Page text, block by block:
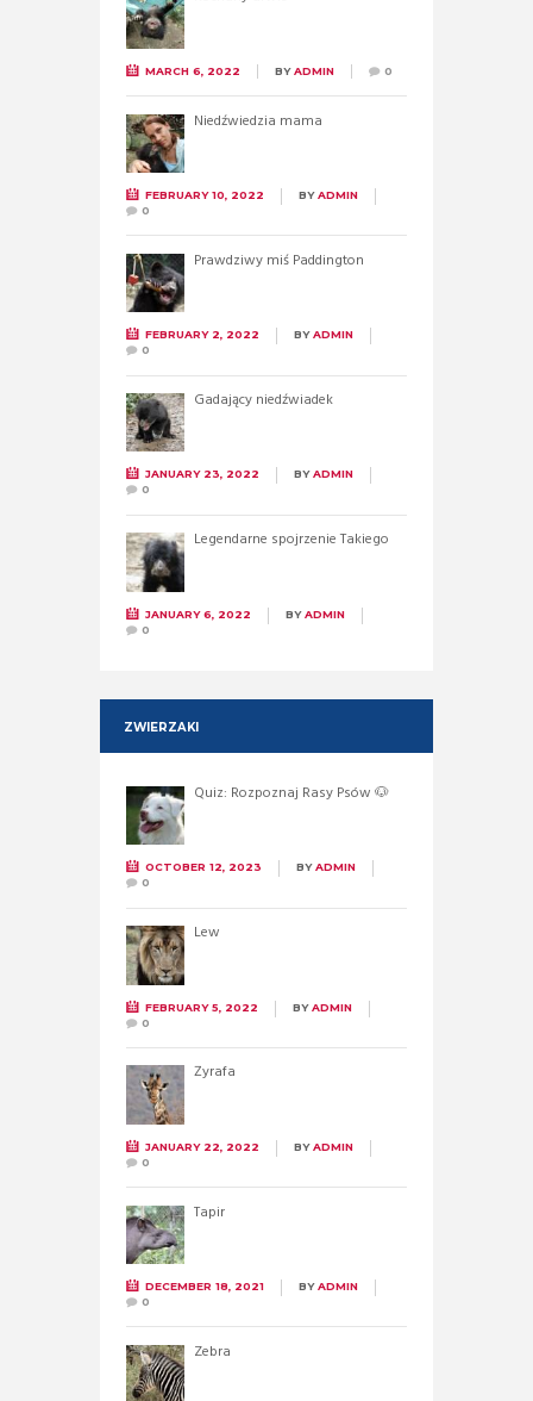
MARCH 6, 2022 BYADMIN 0
Niedźwiedzia mama
FEBRUARY 10, 2022 BYADMIN
0
Prawdziwy miś Paddington
FEBRUARY 2, 2022 BYADMIN
0
Gadający niedźwiadek
JANUARY 23, 2022 BYADMIN
0
Legendarne spojrzenie Takiego
JANUARY 6, 2022 BYADMIN
0
ZWIERZAKI
Quiz: Rozpoznaj Rasy Psów 🐶
OCTOBER 12, 2023 BYADMIN
0
Lew
FEBRUARY 5, 2022 BYADMIN
0
Żyrafa
JANUARY 22, 2022 BYADMIN
0
Tapir
DECEMBER 18, 2021 BYADMIN
0
Zebra